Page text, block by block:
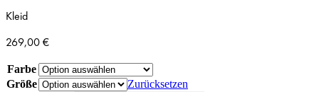
Kleid
269,00 €
Farbe
Größe
Zurücksetzen